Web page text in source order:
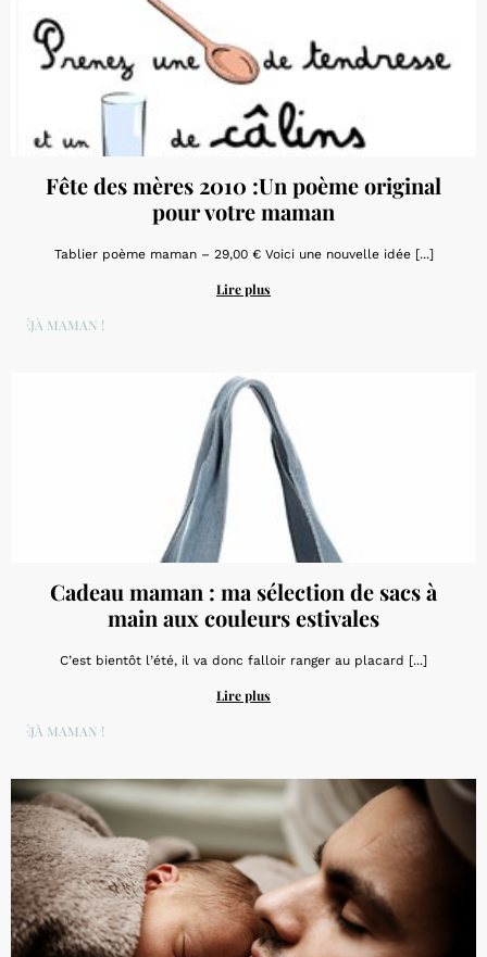
Fête des mères 2010 :Un poème original
pour votre maman
Tablier poème maman – 29,00 € Voici une nouvelle idée [...]
Lire plus
DÉJÀ MAMAN !
Cadeau maman : ma sélection de sacs à
main aux couleurs estivales
C’est bientôt l’été, il va donc falloir ranger au placard [...]
Lire plus
DÉJÀ MAMAN !